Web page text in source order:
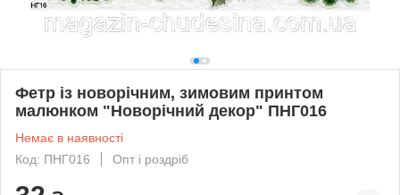
Фетр із новорічним, зимовим принтом
малюнком "Новорічний декор" ПНГ016
Немає в наявності
Код: ПНГ016
Опт і роздріб